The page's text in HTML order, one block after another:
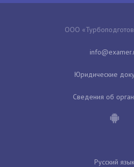
ООО
Юридические
Сведения об
Русский язык